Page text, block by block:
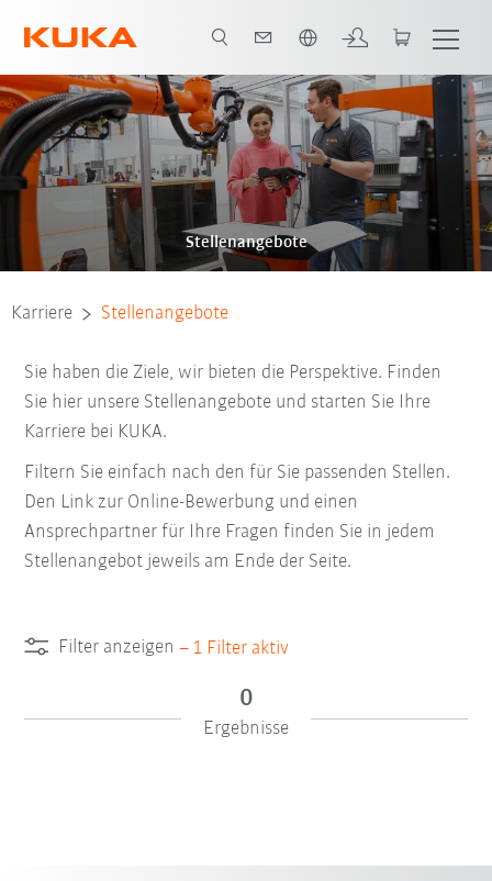
Stellenangebote
Karriere Stellenangebote
Sie haben die Ziele, wir bieten die Perspektive. Finden
Sie hier unsere Stellenangebote und starten Sie Ihre
Karriere bei KUKA.
Filtern Sie einfach nach den für Sie passenden Stellen.
Den Link zur Online-Bewerbung und einen
Ansprechpartner für Ihre Fragen finden Sie in jedem
Stellenangebot jeweils am Ende der Seite.
Filter anzeigen – 1 Filter aktiv
0
Ergebnisse